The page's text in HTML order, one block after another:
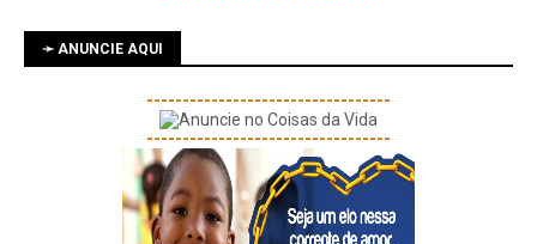
➛ ANUNCIE AQUI
----------------------------------
----------------------------------